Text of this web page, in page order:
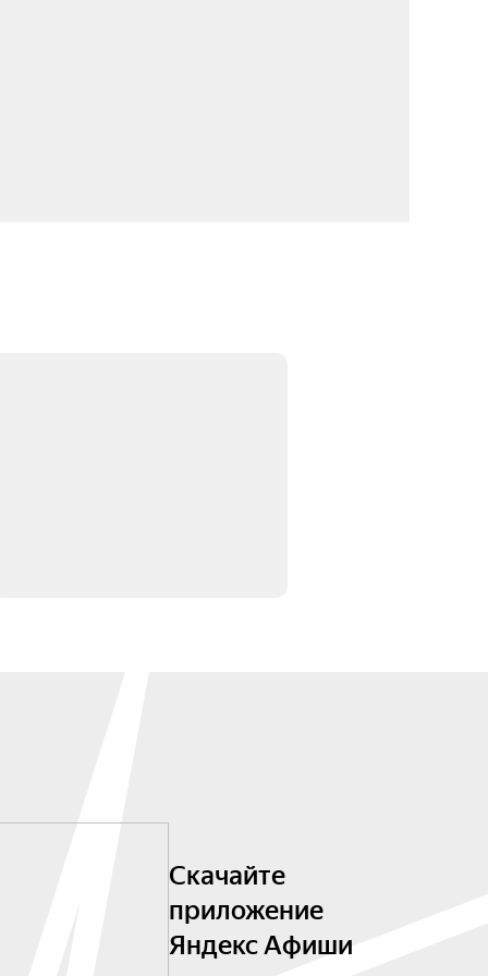
Скачайте
приложение
Яндекс Афиши